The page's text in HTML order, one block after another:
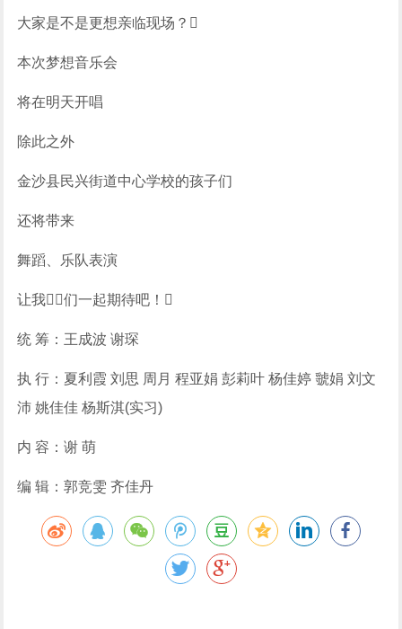
大家是不是更想亲临现场？
本次梦想音乐会
将在明天开唱
除此之外
金沙县民兴街道中心学校的孩子们
还将带来
舞蹈、乐队表演
让我们一起期待吧！
统 筹：王成波 谢琛
执 行：夏利霞 刘思 周月 程亚娟 彭莉叶 杨佳婷 虢娟 刘文
沛 姚佳佳 杨斯淇(实习)
内 容：谢 萌
编 辑：郭竞雯 齐佳丹